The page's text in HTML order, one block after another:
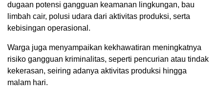
dugaan potensi gangguan keamanan lingkungan, bau
limbah cair, polusi udara dari aktivitas produksi, serta
kebisingan operasional.
Warga juga menyampaikan kekhawatiran meningkatnya
risiko gangguan kriminalitas, seperti pencurian atau tindak
kekerasan, seiring adanya aktivitas produksi hingga
malam hari.